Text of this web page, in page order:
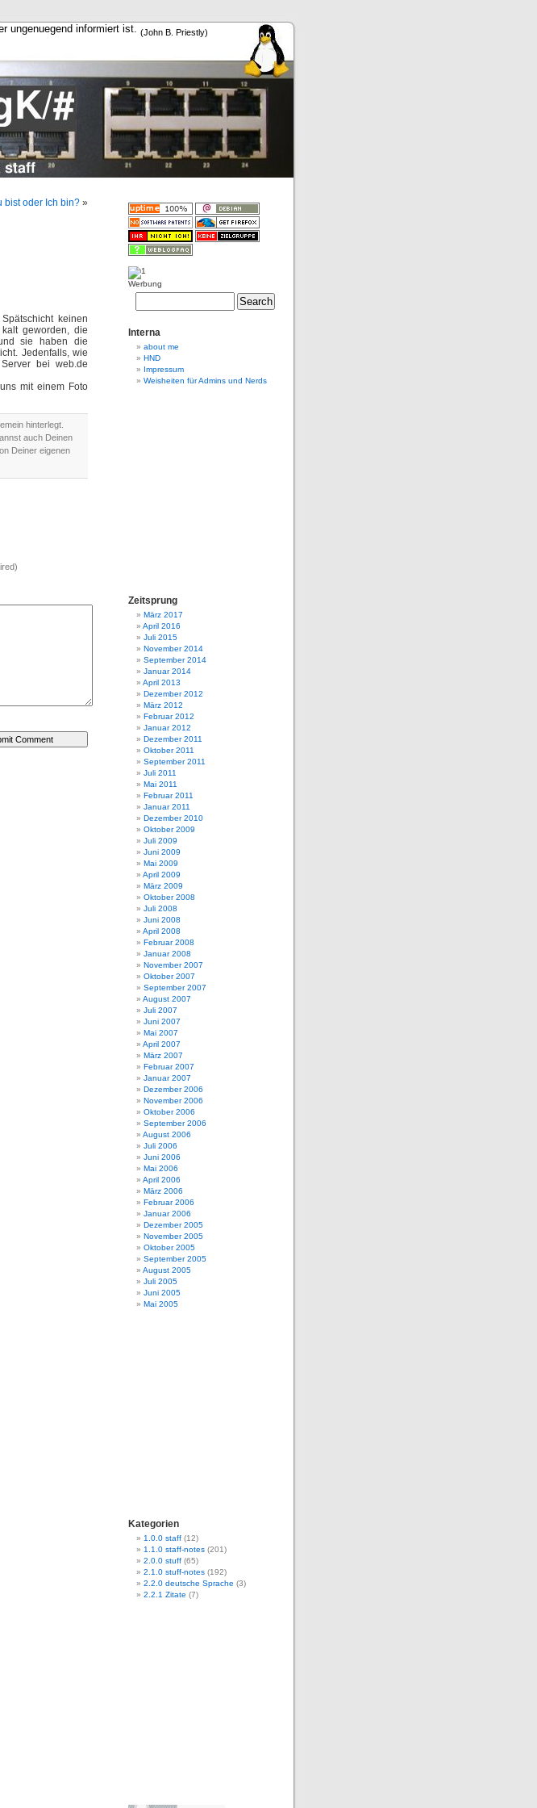
ungenuegend informiert ist. (John B. Priestly)
bist oder Ich bin? »
keinen
geworden, die
sie haben die
Jedenfalls, wie
bei web.de
mit einem Foto
hinterlegt.
auch Deinen
Deiner eigenen
Werbung
Interna
about me
HND
Impressum
Weisheiten für Admins und Nerds
Zeitsprung
März 2017
April 2016
Juli 2015
November 2014
September 2014
Januar 2014
April 2013
Dezember 2012
März 2012
Februar 2012
Januar 2012
Dezember 2011
Oktober 2011
September 2011
Juli 2011
Mai 2011
Februar 2011
Januar 2011
Dezember 2010
Oktober 2009
Juli 2009
Juni 2009
Mai 2009
April 2009
März 2009
Oktober 2008
Juli 2008
Juni 2008
April 2008
Februar 2008
Januar 2008
November 2007
Oktober 2007
September 2007
August 2007
Juli 2007
Juni 2007
Mai 2007
April 2007
März 2007
Februar 2007
Januar 2007
Dezember 2006
November 2006
Oktober 2006
September 2006
August 2006
Juli 2006
Juni 2006
Mai 2006
April 2006
März 2006
Februar 2006
Januar 2006
Dezember 2005
November 2005
Oktober 2005
September 2005
August 2005
Juli 2005
Juni 2005
Mai 2005
Kategorien
1.0.0 staff (12)
1.1.0 staff-notes (201)
2.0.0 stuff (65)
2.1.0 stuff-notes (192)
2.2.0 deutsche Sprache (3)
2.2.1 Zitate (7)